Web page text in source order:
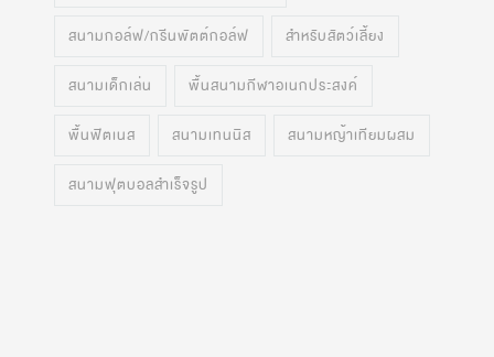
สนามกอล์ฟ/กรีนพัตต์กอล์ฟ สำหรับสัตว์เลี้ยง
สนามเด็กเล่น พื้นสนามกีฬาอเนกประสงค์
พื้นฟิตเนส สนามเทนนิส สนามหญ้าเทียมผสม
สนามฟุตบอลสำเร็จรูป